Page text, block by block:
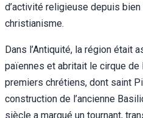
d’activité religieuse depuis bien
christianisme.
Dans l’Antiquité, la région était
païennes et abritait le cirque de
premiers chrétiens, dont saint
construction de l’ancienne
siècle a marqué un tournant,